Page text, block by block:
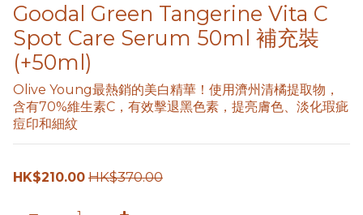
Goodal Green Tangerine Vita C
Spot Care Serum 50ml 補充裝
(+50ml)
Olive Young最熱銷的美白精華！使用濟州清橘提取物，
含有70%維生素C，有效擊退黑色素，提亮膚色、淡化瑕疵
痘印和細紋
HK$210.00 HK$370.00